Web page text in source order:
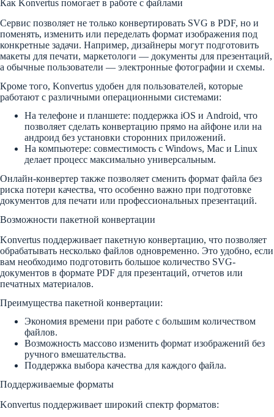
Как Konvertus помогает в работе с файлами
Сервис позволяет не только конвертировать SVG в PDF, но и
поменять, изменить или переделать формат изображения под
конкретные задачи. Например, дизайнеры могут подготовить
макеты для печати, маркетологи — документы для презентаций,
а обычные пользователи — электронные фотографии и схемы.
Кроме того, Konvertus удобен для пользователей, которые
работают с различными операционными системами:
На телефоне и планшете: поддержка iOS и Android, что
позволяет сделать конвертацию прямо на айфоне или на
андроид без установки сторонних приложений.
На компьютере: совместимость с Windows, Mac и Linux
делает процесс максимально универсальным.
Онлайн-конвертер также позволяет сменить формат файла без
риска потери качества, что особенно важно при подготовке
документов для печати или профессиональных презентаций.
Возможности пакетной конвертации
Konvertus поддерживает пакетную конвертацию, что позволяет
обрабатывать несколько файлов одновременно. Это удобно, если
вам необходимо подготовить большое количество SVG-
документов в формате PDF для презентаций, отчетов или
печатных материалов.
Преимущества пакетной конвертации:
Экономия времени при работе с большим количеством
файлов.
Возможность массово изменить формат изображений без
ручного вмешательства.
Поддержка выбора качества для каждого файла.
Поддерживаемые форматы
Konvertus поддерживает широкий спектр форматов: